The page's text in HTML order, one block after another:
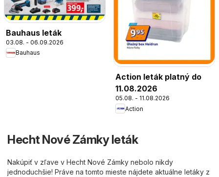
Bauhaus leták
03.08. - 06.09.2026
Bauhaus
Action leták platný do
11.08.2026
05.08. - 11.08.2026
Action
Hecht Nové Zámky leták
Nakúpiť v zľave v Hecht Nové Zámky nebolo nikdy
jednoduchšie! Práve na tomto mieste nájdete aktuálne letáky z